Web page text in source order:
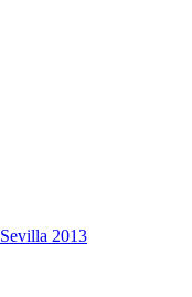
2013